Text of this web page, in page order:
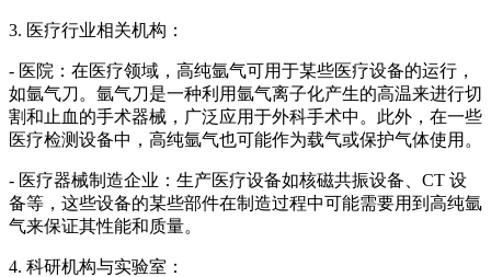
3. 医疗行业相关机构：
- 医院：在医疗领域，高纯氩气可用于某些医疗设备的运行，
如氩气刀。氩气刀是一种利用氩气离子化产生的高温来进行切
割和止血的手术器械，广泛应用于外科手术中。此外，在一些
医疗检测设备中，高纯氩气也可能作为载气或保护气体使用。
- 医疗器械制造企业：生产医疗设备如核磁共振设备、CT 设
备等，这些设备的某些部件在制造过程中可能需要用到高纯氩
气来保证其性能和质量。
4. 科研机构与实验室：